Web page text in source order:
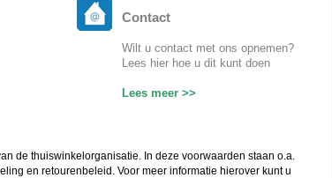
Contact
Wilt u contact met ons opnemen?
Lees hier hoe u dit kunt doen
Lees meer >>
de thuiswinkelorganisatie. In deze voorwaarden staan o.a.
en retourenbeleid. Voor meer informatie hierover kunt u